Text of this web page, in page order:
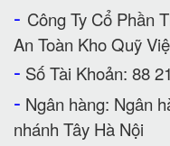
- Công Ty Cổ Phần
An Toàn Kho Quỹ
- Số Tài Khoản: 88
- Ngân hàng: Ngân
nhánh Tây Hà Nội